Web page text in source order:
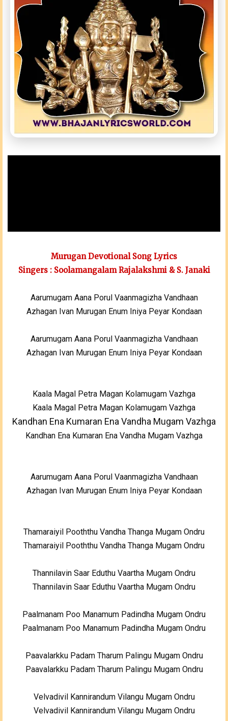
Murugan Devotional Song Lyrics
Singers : Soolamangalam Rajalakshmi & S. Janaki
Aarumugam Aana Porul Vaanmagizha Vandhaan
Azhagan Ivan Murugan Enum Iniya Peyar Kondaan
Aarumugam Aana Porul Vaanmagizha Vandhaan
Azhagan Ivan Murugan Enum Iniya Peyar Kondaan
Kaala Magal Petra Magan Kolamugam Vazhga
Kaala Magal Petra Magan Kolamugam Vazhga
Kandhan Ena Kumaran Ena Vandha Mugam Vazhga
Kandhan Ena Kumaran Ena Vandha Mugam Vazhga
Aarumugam Aana Porul Vaanmagizha Vandhaan
Azhagan Ivan Murugan Enum Iniya Peyar Kondaan
Thamaraiyil Pooththu Vandha Thanga Mugam Ondru
Thamaraiyil Pooththu Vandha Thanga Mugam Ondru
Thannilavin Saar Eduthu Vaartha Mugam Ondru
Thannilavin Saar Eduthu Vaartha Mugam Ondru
Paalmanam Poo Manamum Padindha Mugam Ondru
Paalmanam Poo Manamum Padindha Mugam Ondru
Paavalarkku Padam Tharum Palingu Mugam Ondru
Paavalarkku Padam Tharum Palingu Mugam Ondru
Velvadivil Kannirandum Vilangu Mugam Ondru
Velvadivil Kannirandum Vilangu Mugam Ondru